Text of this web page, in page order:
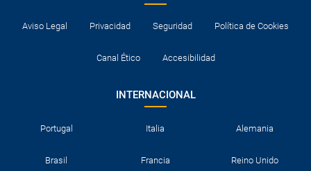
Aviso Legal Privacidad Seguridad Política de Cookies
Canal Ético Accesibilidad
INTERNACIONAL
Portugal Italia Alemania
Brasil Francia Reino Unido